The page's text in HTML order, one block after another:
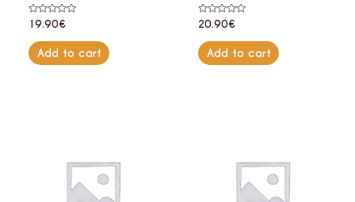
Rated
0
out
of
5
19.90€
Add to cart
Rated
0
out
of
5
20.90€
Add to cart